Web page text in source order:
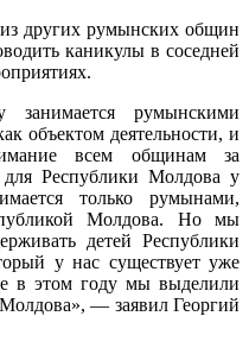
других румынских общин
каникулы в соседней
занимается румынскими
объектом деятельности, и
всем общинам за
Республики Молдова у
только румынами,
Молдова. Но мы
детей Республики
у нас существует уже
в этом году мы выделили
— заявил Георгий